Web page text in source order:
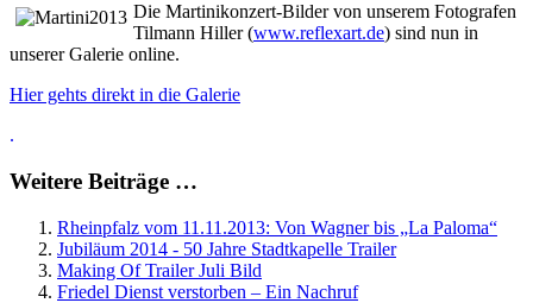
Die Martinikonzert-Bilder von unserem Fotografen
Tilmann Hiller (www.reflexart.de) sind nun in
unserer Galerie online.
Hier gehts direkt in die Galerie
.
Weitere Beiträge …
Rheinpfalz vom 11.11.2013: Von Wagner bis „La Paloma“
Jubiläum 2014 - 50 Jahre Stadtkapelle Trailer
Making Of Trailer Juli Bild
Friedel Dienst verstorben – Ein Nachruf